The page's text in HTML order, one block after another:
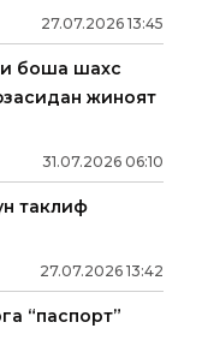
27.07.2026 13:45
бошқа шахс
жиноят
31.07.2026 06:10
таклиф
27.07.2026 13:42
“паспорт”